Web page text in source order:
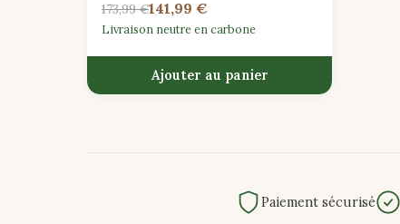
méditatives profondes issues de bois
dur récupéré de manière durable.
173,99 €141,99 €
Livraison neutre en carbone
Ajouter au panier
Paiement sécurisé